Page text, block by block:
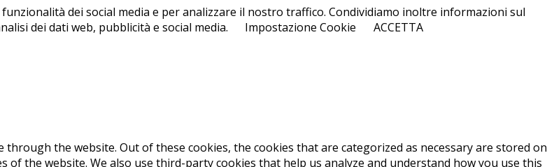
dei social media e per analizzare il nostro traffico. Condividiamo inoltre informazioni sul
dei dati web, pubblicità e social media.
Impostazione Cookie
ACCETTA
the website. Out of these cookies, the cookies that are categorized as necessary are stored on
the website. We also use third-party cookies that help us analyze and understand how you use this